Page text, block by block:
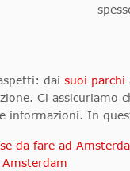
dai suoi parchi
Ci
In
da fare ad